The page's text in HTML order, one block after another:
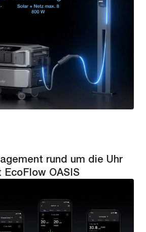
rund um die Uhr
EcoFlow OASIS